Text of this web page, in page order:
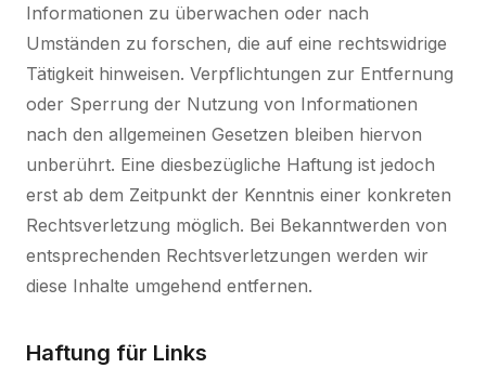
Informationen zu überwachen oder nach
Umständen zu forschen, die auf eine rechtswidrige
Tätigkeit hinweisen. Verpflichtungen zur Entfernung
oder Sperrung der Nutzung von Informationen
nach den allgemeinen Gesetzen bleiben hiervon
unberührt. Eine diesbezügliche Haftung ist jedoch
erst ab dem Zeitpunkt der Kenntnis einer konkreten
Rechtsverletzung möglich. Bei Bekanntwerden von
entsprechenden Rechtsverletzungen werden wir
diese Inhalte umgehend entfernen.
Haftung für Links